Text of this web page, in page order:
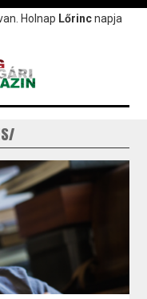
Holnap Lőrincnapja